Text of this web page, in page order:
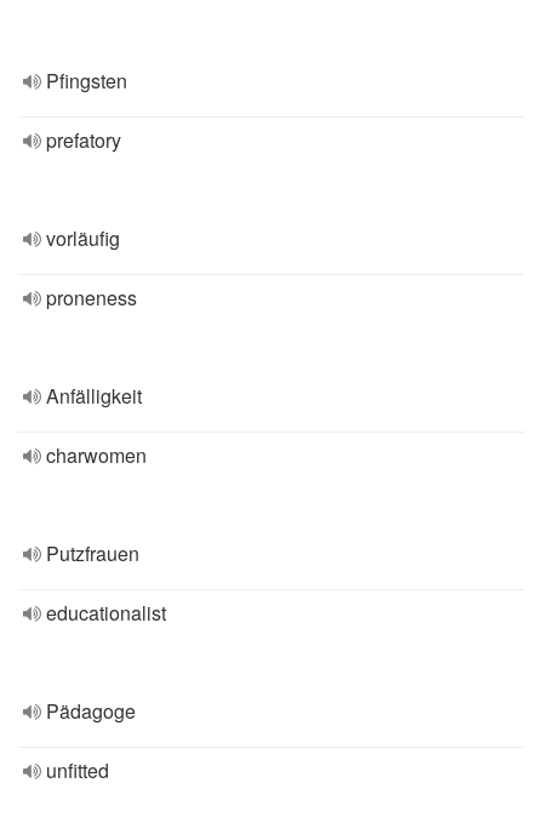
Pfingsten
prefatory
vorläufig
proneness
Anfälligkeit
charwomen
Putzfrauen
educationalist
Pädagoge
unfitted